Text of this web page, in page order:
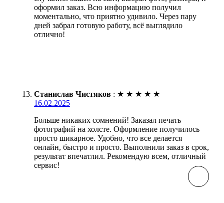
оформил заказ. Всю информацию получил
моментально, что приятно удивило. Через пару
дней забрал готовую работу, всё выглядило
отлично!
Станислав Чистяков : ★ ★ ★ ★ ★
16.02.2025
Больше никаких сомнений! Заказал печать
фотографий на холсте. Оформление получилось
просто шикарное. Удобно, что все делается
онлайн, быстро и просто. Выполнили заказ в срок,
результат впечатлил. Рекомендую всем, отличный
сервис!